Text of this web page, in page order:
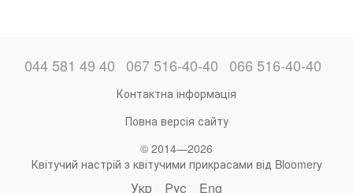
044 581 49 40 067 516-40-40 066 516-40-40
Контактна інформація
Повна версія сайту
© 2014—2026
Квітучий настрій з квітучими прикрасами від Bloomery
Укр Рус Eng